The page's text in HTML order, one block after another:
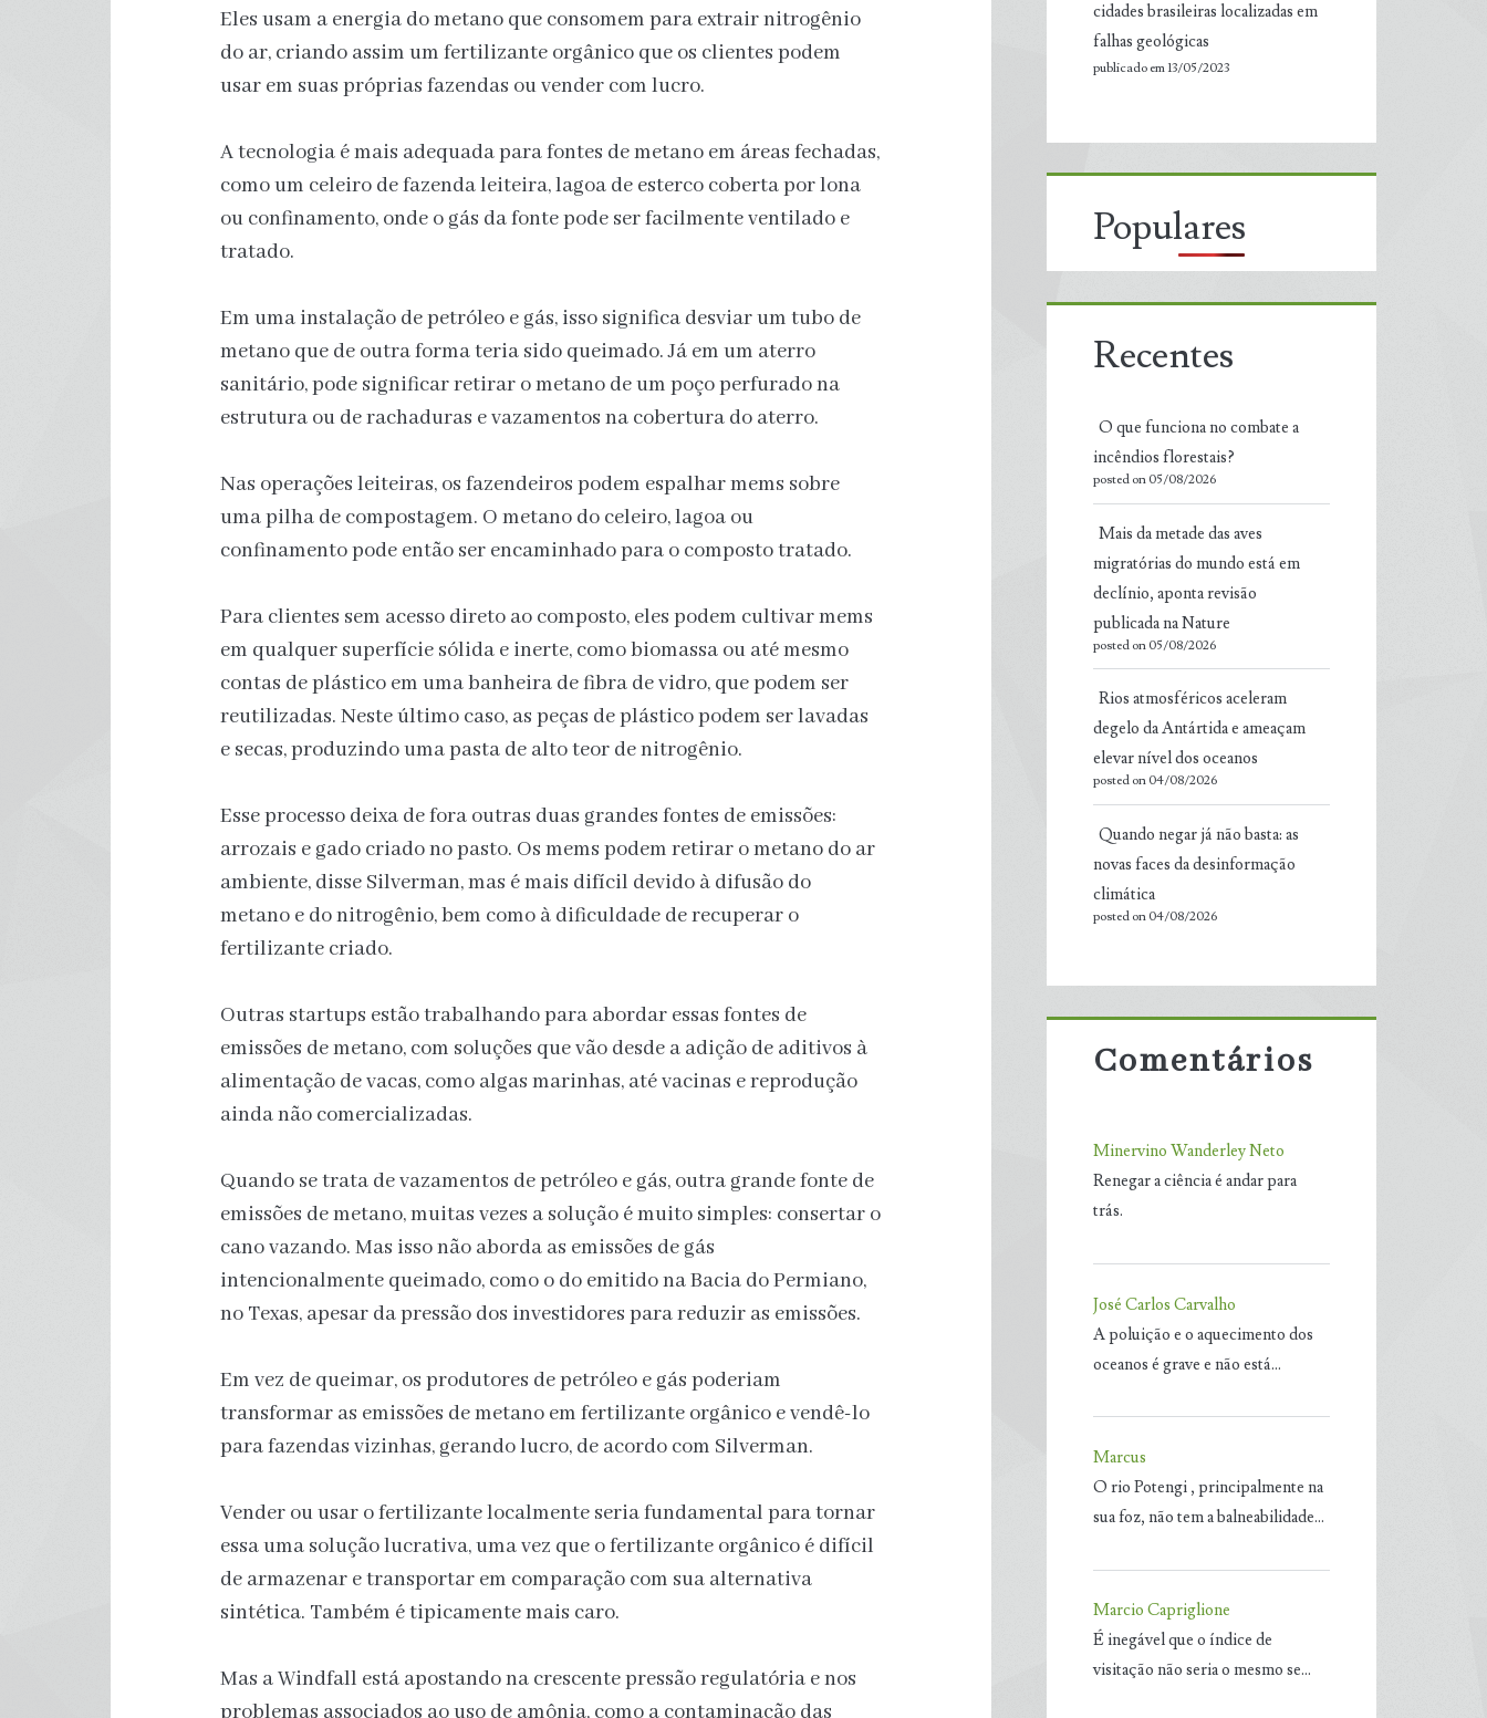
Eles usam a energia do metano que consomem para extrair nitrogênio
do ar, criando assim um fertilizante orgânico que os clientes podem
usar em suas próprias fazendas ou vender com lucro.
A tecnologia é mais adequada para fontes de metano em áreas fechadas,
como um celeiro de fazenda leiteira, lagoa de esterco coberta por lona
ou confinamento, onde o gás da fonte pode ser facilmente ventilado e
tratado.
Em uma instalação de petróleo e gás, isso significa desviar um tubo de
metano que de outra forma teria sido queimado. Já em um aterro
sanitário, pode significar retirar o metano de um poço perfurado na
estrutura ou de rachaduras e vazamentos na cobertura do aterro.
Nas operações leiteiras, os fazendeiros podem espalhar mems sobre
uma pilha de compostagem. O metano do celeiro, lagoa ou
confinamento pode então ser encaminhado para o composto tratado.
Para clientes sem acesso direto ao composto, eles podem cultivar mems
em qualquer superfície sólida e inerte, como biomassa ou até mesmo
contas de plástico em uma banheira de fibra de vidro, que podem ser
reutilizadas. Neste último caso, as peças de plástico podem ser lavadas
e secas, produzindo uma pasta de alto teor de nitrogênio.
Esse processo deixa de fora outras duas grandes fontes de emissões:
arrozais e gado criado no pasto. Os mems podem retirar o metano do ar
ambiente, disse Silverman, mas é mais difícil devido à difusão do
metano e do nitrogênio, bem como à dificuldade de recuperar o
fertilizante criado.
Outras startups estão trabalhando para abordar essas fontes de
emissões de metano, com soluções que vão desde a adição de aditivos à
alimentação de vacas, como algas marinhas, até vacinas e reprodução
ainda não comercializadas.
Quando se trata de vazamentos de petróleo e gás, outra grande fonte de
emissões de metano, muitas vezes a solução é muito simples: consertar o
cano vazando. Mas isso não aborda as emissões de gás
intencionalmente queimado, como o do emitido na Bacia do Permiano,
no Texas, apesar da pressão dos investidores para reduzir as emissões.
Em vez de queimar, os produtores de petróleo e gás poderiam
transformar as emissões de metano em fertilizante orgânico e vendê-lo
para fazendas vizinhas, gerando lucro, de acordo com Silverman.
Vender ou usar o fertilizante localmente seria fundamental para tornar
essa uma solução lucrativa, uma vez que o fertilizante orgânico é difícil
de armazenar e transportar em comparação com sua alternativa
sintética. Também é tipicamente mais caro.
Mas a Windfall está apostando na crescente pressão regulatória e nos
cidades brasileiras localizadas em
falhas geológicas
publicado em 13/05/2023
Populares
Recentes
O que funciona no combate a
incêndios florestais?
posted on 05/08/2026
Mais da metade das aves
migratórias do mundo está em
declínio, aponta revisão
publicada na Nature
posted on 05/08/2026
Rios atmosféricos aceleram
degelo da Antártida e ameaçam
elevar nível dos oceanos
posted on 04/08/2026
Quando negar já não basta: as
novas faces da desinformação
climática
posted on 04/08/2026
Comentários
Minervino Wanderley Neto
Renegar a ciência é andar para
trás.
José Carlos Carvalho
A poluição e o aquecimento dos
oceanos é grave e não está…
Marcus
O rio Potengi , principalmente na
sua foz, não tem a balneabilidade…
Marcio Capriglione
É inegável que o índice de
visitação não seria o mesmo se…